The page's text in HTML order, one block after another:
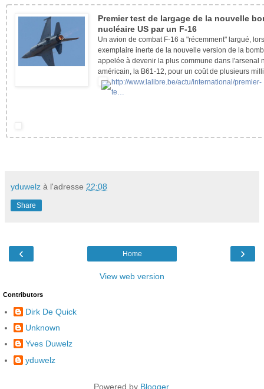
Premier test de largage de la nouvelle
nucléaire US par un F-16
Un avion de combat F-16 a "récemment" largué,
exemplaire inerte de la nouvelle version de la
appelée à devenir la plus commune dans l'arsenal
américain, la B61-12, pour un coût de plusieurs
http://www.lalibre.be/actu/international/premier-
te…
yduwelz à l'adresse 22:08
Share
‹ ›
Home
View web version
Contributors
Dirk De Quick
Unknown
Yves Duwelz
yduwelz
Powered by Blogger.